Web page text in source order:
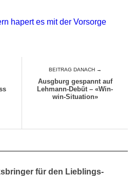
hapert es mit der Vorsorge
BEITRAG DANACH →
Ausgburg gespannt auf
Lehmann-Debüt – «Win-
win-Situation»
für den Lieblings-